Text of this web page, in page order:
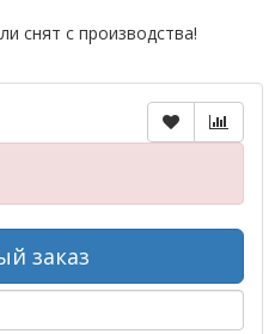
снят с производства!
заказ